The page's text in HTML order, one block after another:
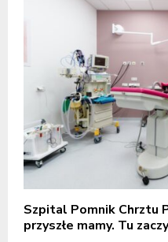
Szpital Pomnik Chrztu
przyszłe mamy. Tu